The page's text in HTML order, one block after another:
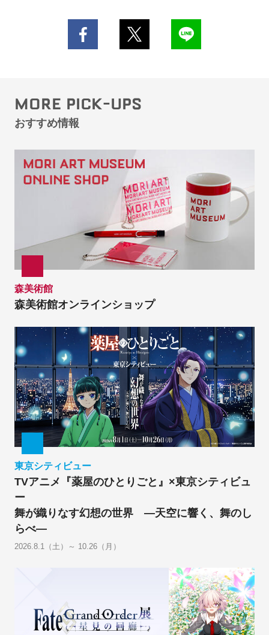
MORE PICK-UPS
おすすめ情報
森美術館
森美術館オンラインショップ
東京シティビュー
TVアニメ『薬屋のひとりごと』×東京シティビュ
ー
舞が織りなす幻想の世界 ―天空に響く、舞のし
らべ―
2026.8.1（土）～ 10.26（月）